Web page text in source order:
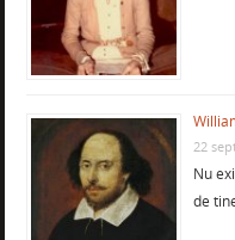
22
Nu
de